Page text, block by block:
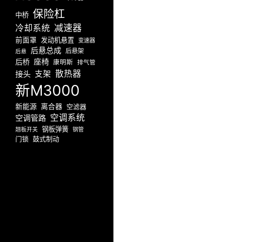
中桥 保险杠
冷却系统 减速器
前面罩 发动机悬置 变速器
后悬 后悬总成 后悬架
后桥 座椅 康明斯 排气管
接头 支架 散热器
新M3000
新能源 离合器 空滤器
空调管路 空调系统
翘板开关 钢板弹簧 钢管
门锁 鼓式制动